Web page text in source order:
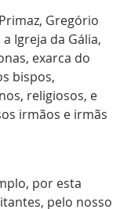
Gregório
Igreja da Gália,
exarca do
bispos,
religiosos, e
irmãos e irmãs
por esta
pelo nosso